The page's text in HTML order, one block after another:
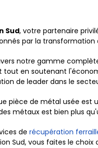
Sud, votre partenaire
par la
notre gamme
en soutenant
de leader dans le
pièce de métal usée est
métaux est bien plus
de récupération
Sud, vous faites le